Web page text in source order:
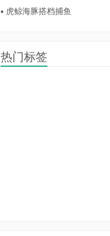
▪ 虎鲸海豚搭档捕鱼
热门标签